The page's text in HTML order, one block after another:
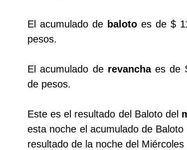
Caribeña Noche
Culona día
Culona noche
El acumulado de baloto es de $
pesos.
El acumulado de revanchaes de
de pesos.
Este es el resultado del Baloto del
esta noche el acumulado de
resultado de la noche del